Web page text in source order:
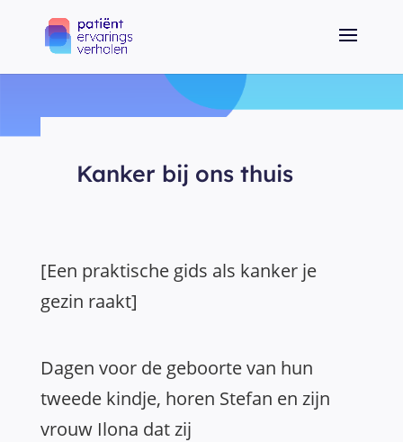
Kanker bij ons thuis
[Een praktische gids als kanker je
gezin raakt]
Dagen voor de geboorte van hun
tweede kindje, horen Stefan en zijn
vrouw Ilona dat zij